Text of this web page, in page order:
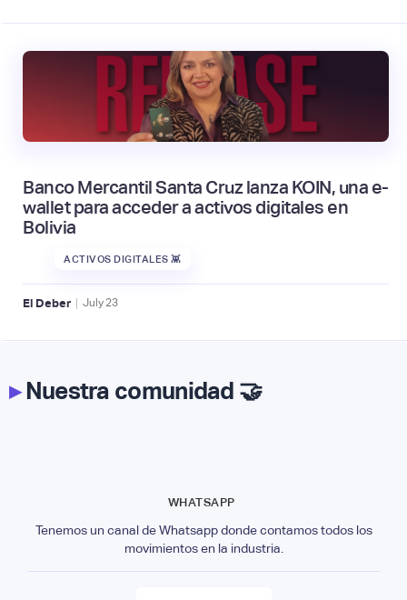
Banco Mercantil Santa Cruz lanza KOIN, una e-
wallet para acceder a activos digitales en
Bolivia
ACTIVOS DIGITALES 👾
El Deber | July23
▸Nuestra comunidad 🤝
WHATSAPP
Tenemos un canal de Whatsapp donde contamos todos los
movimientos en la industria.